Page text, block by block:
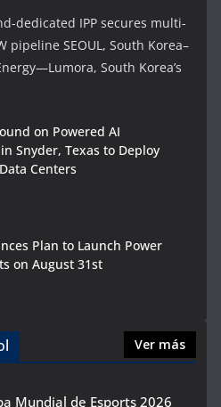
dedicated IPP secures multi-
pipeline SEOUL, South Korea–
South Korea’s
on Powered AI
Snyder, Texas to Deploy
Centers
Plan to Launch Power
on August 31st
Ver más
Mundial de Esports 2026